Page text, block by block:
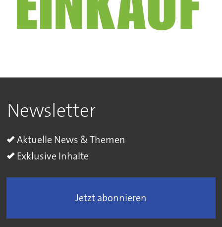
Newsletter
Aktuelle News & Themen
Exklusive Inhalte
Jetzt abonnieren